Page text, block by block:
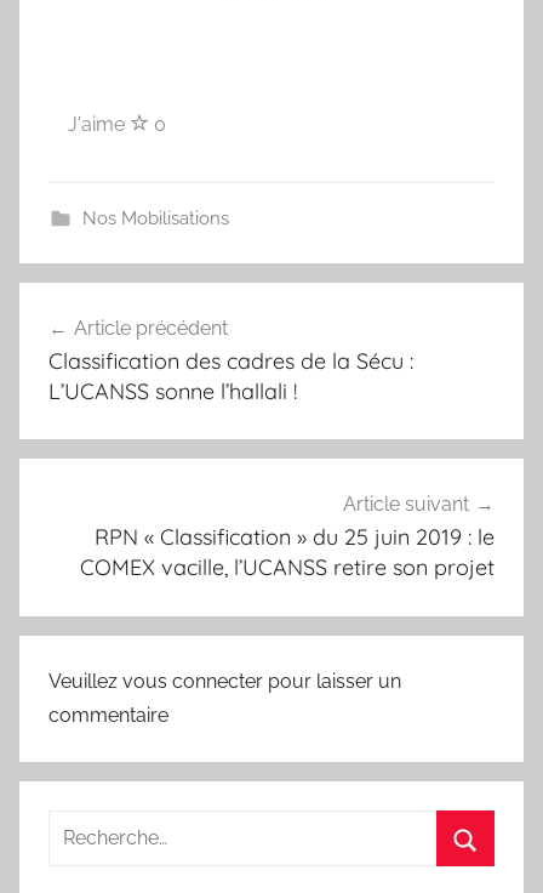
J'aime 0
Nos Mobilisations
de
l’article
Article précédent
Classification des cadres de la Sécu :
L’UCANSS sonne l’hallali !
Article suivant
RPN « Classification » du 25 juin 2019 : le
COMEX vacille, l’UCANSS retire son projet
Veuillez vous connecter pour laisser un
commentaire